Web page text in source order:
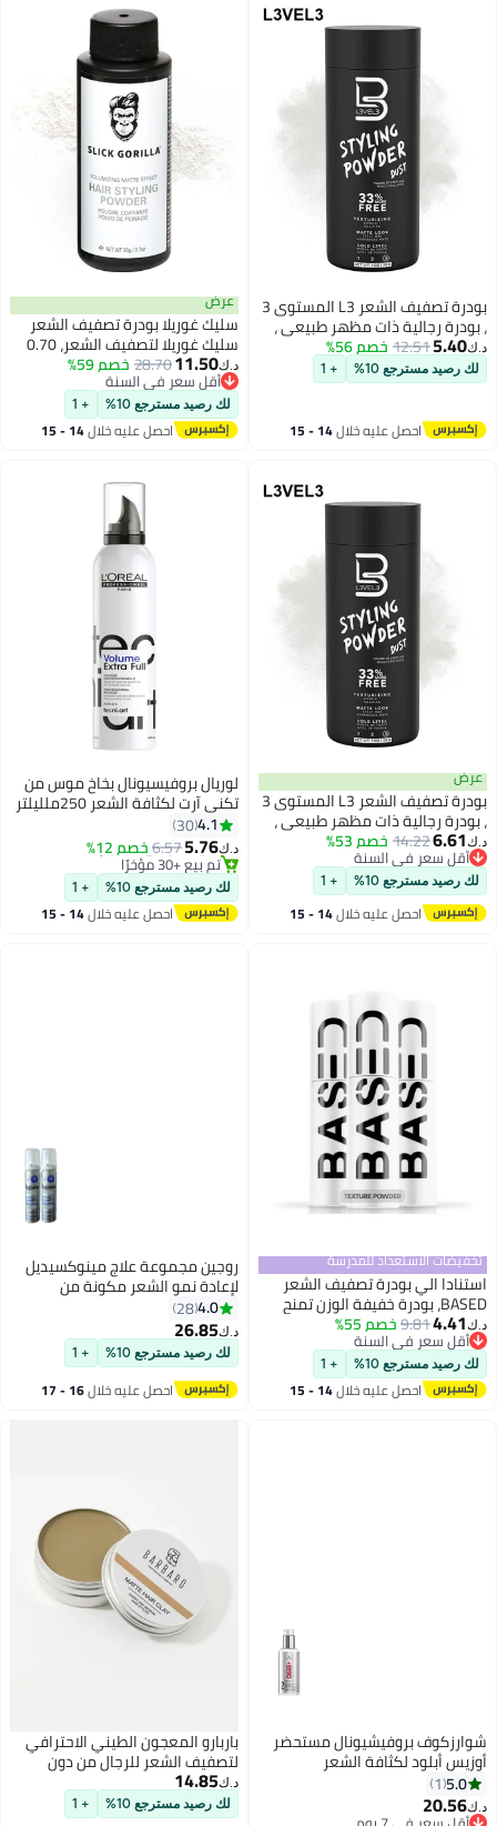
بودرة تصفيف الشعر L3 المستوى 3
، بودرة رجالية ذات مظهر طبيعي ،
سهلة التطبيق بدون زيت أو بقايا
دهنية ، بودرة ملمس الشعر غير
اللامعة طوال اليوم
د.ك‏5.40
12.51خصم 56%
لك رصيد مسترجع 10% + 1
احصل عليه خلال 14 - 15
عرض
سليك غوريلا بودرة تصفيف الشعر
سليك غوريلا لتصفيف الشعر، 0.70
أونصة (20 جرام)
د.ك‏11.50
28.70خصم 59%
أقل سعر في السنة
أقل سعر في السنة
لك رصيد مسترجع 10% + 1
احصل عليه خلال 14 - 15
عرض
بودرة تصفيف الشعر L3 المستوى 3
، بودرة رجالية ذات مظهر طبيعي ،
سهلة التطبيق بدون زيت أو بقايا
دهنية ، بودرة ملمس الشعر غير
اللامعة طوال اليوم
د.ك‏6.61
14.22خصم 53%
أقل سعر في السنة
أقل سعر في السنة
لك رصيد مسترجع 10% + 1
احصل عليه خلال 14 - 15
لوريال بروفيسيونال بخاخ موس من
تكني آرت لكثافة الشعر 250ملليلتر
4.1
30
د.ك‏5.76
6.57خصم 12%
#16 في العناية بالحجم والملمس
أقل سعر في 30 يوم
تم بيع +30 مؤخرًا
#16 في العناية بالحجم والملمس
لك رصيد مسترجع 10% + 1
احصل عليه خلال 14 - 15
تخفيضات الاستعداد للمدرسة
استنادا الي بودرة تصفيف الشعر
BASED، بودرة خفيفة الوزن تمنح
الشعر كثافة ولمسة نهائية غير
لامعة، تضيف ملمساً للشعر مع ثبات
متوسط، للشعر القصير إلى
المتوسط، (عبوة 1.69 أونصة، 2.5
جرام، عبوة من 3 قطع)
د.ك‏4.41
9.81خصم 55%
أقل سعر في السنة
أقل سعر في السنة
لك رصيد مسترجع 10% + 1
احصل عليه خلال 14 - 15
اغسطس
روجين مجموعة علاج مينوكسيديل
لإعادة نمو الشعر مكونة من
قطعتين ومناسبة للاستخدام
الموضعي
4.0
28
د.ك‏26.85
لك رصيد مسترجع 10% + 1
احصل عليه خلال 16 - 17
اغسطس
شوارزكوف بروفيشيونال مستحضر
أوزيس أبلود لكثافة الشعر
200ملليلتر5.0
1
د.ك‏20.56
باربارو المعجون الطيني الاحترافي
لتصفيف الشعر للرجال من دون
لمعة | حلال | ثبات طبيعي قوي |
مغذي ومصفف في آن واحد 60 g
د.ك‏14.85
لك رصيد مسترجع 10% + 1